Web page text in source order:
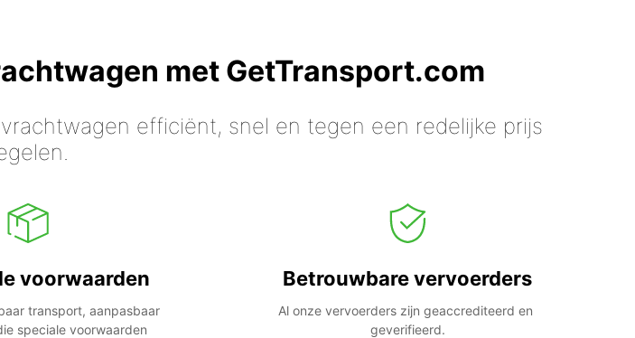
met GetTransport.com
efficiënt, snel en tegen een redelijke prijs
voorwaarden
transport, aanpasbaar
speciale voorwaarden
Betrouwbare vervoerders
Al onze vervoerders zijn geaccrediteerd en
geverifieerd.